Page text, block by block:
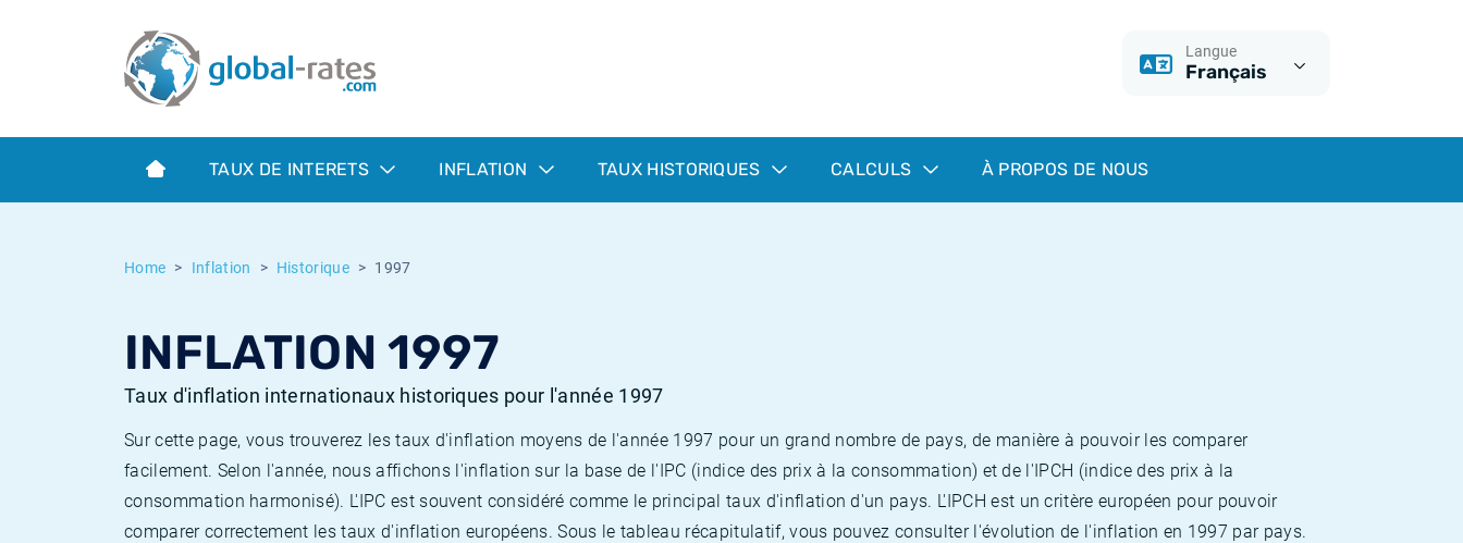
Langue
Français
TAUX DE INTERETS INFLATION TAUX HISTORIQUES CALCULS À PROPOS DE NOUS
Home Inflation Historique 1997
INFLATION 1997
Taux d'inflation internationaux historiques pour l'année 1997
Sur cette page, vous trouverez les taux d'inflation moyens de l'année 1997 pour un grand nombre de pays, de manière à pouvoir les comparer
facilement. Selon l'année, nous affichons l'inflation sur la base de l'IPC (indice des prix à la consommation) et de l'IPCH (indice des prix à la
consommation harmonisé). L'IPC est souvent considéré comme le principal taux d'inflation d'un pays. L'IPCH est un critère européen pour pouvoir
comparer correctement les taux d'inflation européens. Sous le tableau récapitulatif, vous pouvez consulter l'évolution de l'inflation en 1997 par pays.
Term SOFR
Qu'est-ce que l'inflation IPC?
Qu'est-ce que l'inflation IPCH?
Taux Euribor historiques
Taux ESTER historiques
Taux d'inflation historiques
Calculateur d’inflation